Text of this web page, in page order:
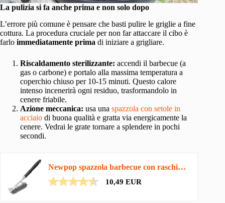
La pulizia si fa anche prima e non solo dopo
L’errore più comune è pensare che basti pulire le griglie a fine
cottura. La procedura cruciale per non far attaccare il cibo è
farlo immediatamente prima di iniziare a grigliare.
Riscaldamento sterilizzante: accendi il barbecue (a
gas o carbone) e portalo alla massima temperatura a
coperchio chiuso per 10-15 minuti. Questo calore
intenso incenerirà ogni residuo, trasformandolo in
cenere friabile.
Azione meccanica: usa una spazzola con setole in
acciaio di buona qualità e gratta via energicamente la
cenere. Vedrai le grate tornare a splendere in pochi
secondi.
Newpop spazzola barbecue con raschietto, spazzola barbecue In acciaio inox con Isolamento Termico…
10,49 EUR